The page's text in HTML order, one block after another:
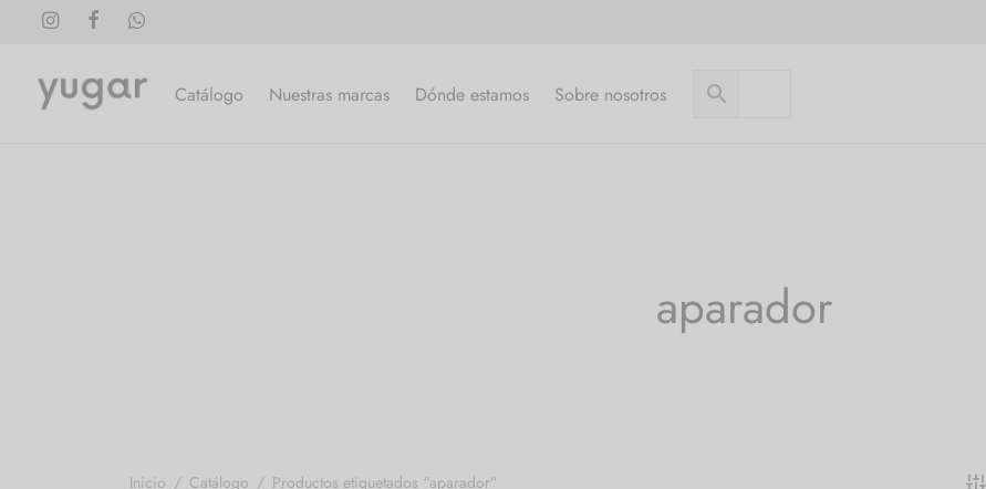
Catálogo Nuestras marcas Dónde estamos Sobre nosotros
aparador
Inicio / Catálogo / Productos etiquetados “aparador”